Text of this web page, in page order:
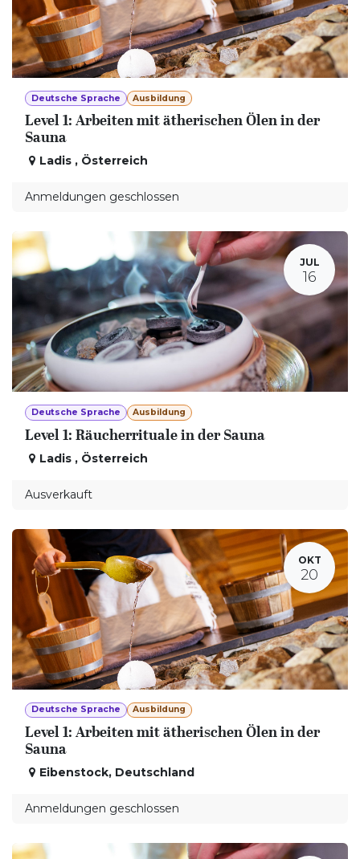
Deutsche Sprache Ausbildung
Level 1: Arbeiten mit ätherischen Ölen in der
Sauna
Ladis , Österreich
Anmeldungen geschlossen
JUL
16
Deutsche Sprache Ausbildung
Level 1: Räucherrituale in der Sauna
Ladis , Österreich
Ausverkauft
OKT
20
Deutsche Sprache Ausbildung
Level 1: Arbeiten mit ätherischen Ölen in der
Sauna
Eibenstock, Deutschland
Anmeldungen geschlossen